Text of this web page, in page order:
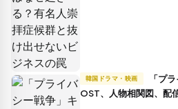
韓国ドラマ・映画
OST、人物相関図、配